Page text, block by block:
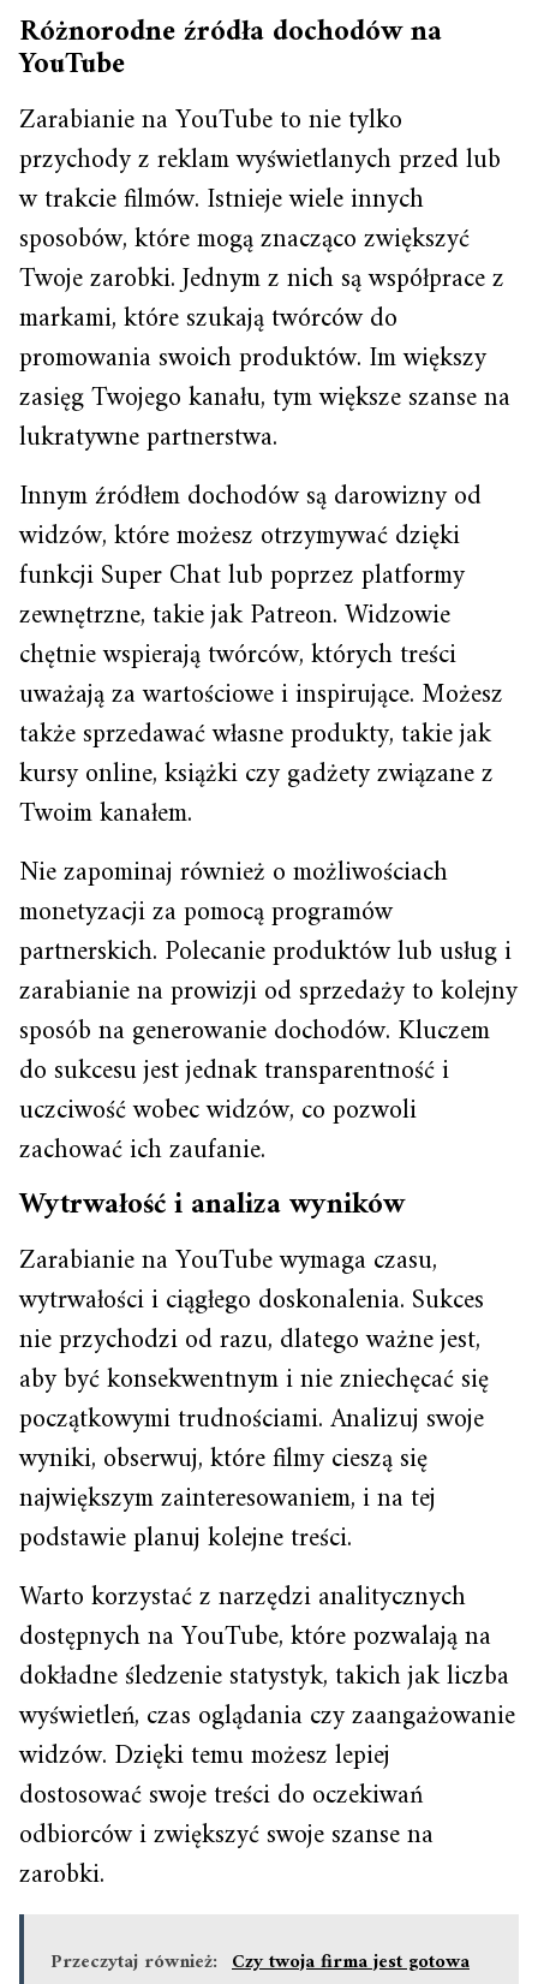
Różnorodne źródła dochodów na
YouTube
Zarabianie na YouTube to nie tylko
przychody z reklam wyświetlanych przed lub
w trakcie filmów. Istnieje wiele innych
sposobów, które mogą znacząco zwiększyć
Twoje zarobki. Jednym z nich są współprace z
markami, które szukają twórców do
promowania swoich produktów. Im większy
zasięg Twojego kanału, tym większe szanse na
lukratywne partnerstwa.
Innym źródłem dochodów są darowizny od
widzów, które możesz otrzymywać dzięki
funkcji Super Chat lub poprzez platformy
zewnętrzne, takie jak Patreon. Widzowie
chętnie wspierają twórców, których treści
uważają za wartościowe i inspirujące. Możesz
także sprzedawać własne produkty, takie jak
kursy online, książki czy gadżety związane z
Twoim kanałem.
Nie zapominaj również o możliwościach
monetyzacji za pomocą programów
partnerskich. Polecanie produktów lub usług i
zarabianie na prowizji od sprzedaży to kolejny
sposób na generowanie dochodów. Kluczem
do sukcesu jest jednak transparentność i
uczciwość wobec widzów, co pozwoli
zachować ich zaufanie.
Wytrwałość i analiza wyników
Zarabianie na YouTube wymaga czasu,
wytrwałości i ciągłego doskonalenia. Sukces
nie przychodzi od razu, dlatego ważne jest,
aby być konsekwentnym i nie zniechęcać się
początkowymi trudnościami. Analizuj swoje
wyniki, obserwuj, które filmy cieszą się
największym zainteresowaniem, i na tej
podstawie planuj kolejne treści.
Warto korzystać z narzędzi analitycznych
dostępnych na YouTube, które pozwalają na
dokładne śledzenie statystyk, takich jak liczba
wyświetleń, czas oglądania czy zaangażowanie
widzów. Dzięki temu możesz lepiej
dostosować swoje treści do oczekiwań
odbiorców i zwiększyć swoje szanse na
zarobki.
Przeczytaj również: Czy twoja firma jest gotowa